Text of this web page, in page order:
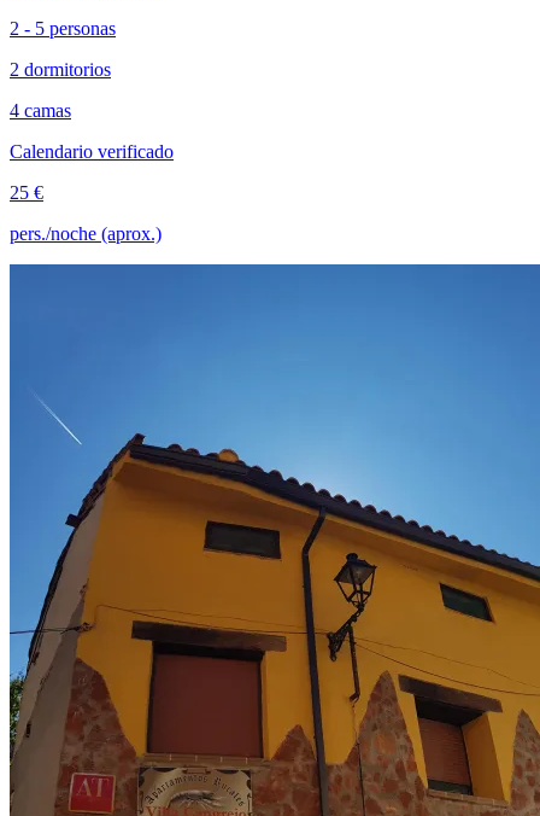
2 - 5 personas
2 dormitorios
4 camas
Calendario verificado
25 €
pers./noche (aprox.)